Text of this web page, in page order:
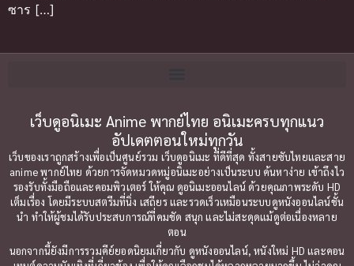
ซาร […]
เว็บดูอนิเมะ Anime พากย์ไทย อนิเมะครบทุกแนว
อัปเดตตอนใหม่ทุกวัน
เว็บของเราถูกสร้างเพื่อเป็นศูนย์รวม เว็บดูอนิเมะ ที่ดีที่สุด ทั้งสายซับไทยและสาย
anime พากย์ไทย ด้วยการจัดหมวดหมู่อนิเมะอย่างเป็นระบบ ค้นหาง่าย เข้าถึงไว
รองรับทั้งมือถือและคอมพิวเตอร์ ให้คุณ ดูอนิเมะออนไลน์ ด้วยคุณภาพระดับ HD
เต็มเรื่อง โดยมีระบบสตรีมที่นิ่ง เสถียร และรวดเร็วเหมือนระบบดูหนังออนไลน์ชั้น
นำ ทำให้ผู้ชมได้รับประสบการณ์ที่คมชัด สนุก และไม่สะดุดแม้ดูต่อเนื่องหลาย
ตอน
นอกจากนี้ยังมีการรวมคีย์ยอดนิยมเกี่ยวกับ ดูหนังออนไลน์, หนังใหม่ HD และคอน